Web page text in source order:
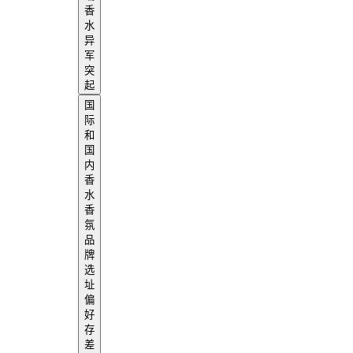
香
水
异
军
突
起
国
际
和
国
内
香
水
香
氛
品
牌
选
址
偏
好
存
差